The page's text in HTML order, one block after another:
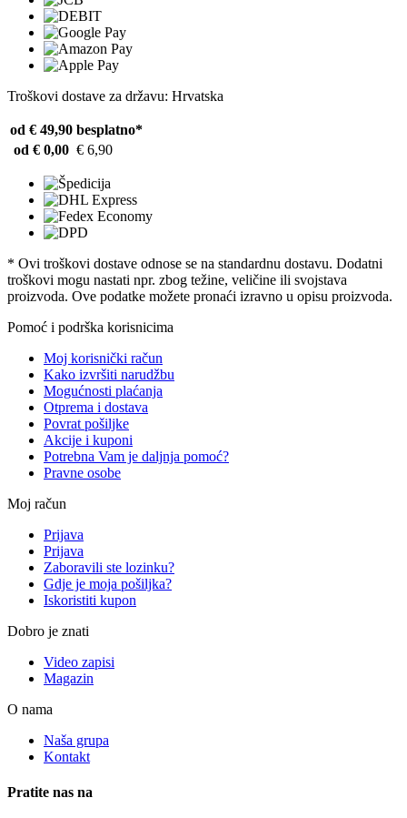
Troškovi dostave za državu: Hrvatska
od € 49,90 besplatno*
od € 0,00 € 6,90
* Ovi troškovi dostave odnose se na standardnu ​​dostavu. Dodatni
troškovi mogu nastati npr. zbog težine, veličine ili svojstava
proizvoda. Ove podatke možete pronaći izravno u opisu proizvoda.
Pomoć i podrška korisnicima
Moj korisnički račun
Kako izvršiti narudžbu
Mogućnosti plaćanja
Otprema i dostava
Povrat pošiljke
Akcije i kuponi
Potrebna Vam je daljnja pomoć?
Pravne osobe
Moj račun
Prijava
Prijava
Zaboravili ste lozinku?
Gdje je moja pošiljka?
Iskoristiti kupon
Dobro je znati
Video zapisi
Magazin
O nama
Naša grupa
Kontakt
Pratite nas na